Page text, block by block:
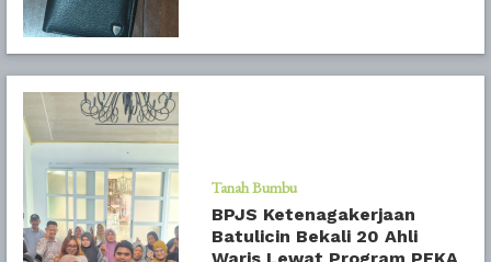
Tanah Bumbu
BPJS Ketenagakerjaan
Batulicin Bekali 20 Ahli